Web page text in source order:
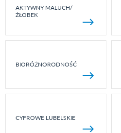
AKTYWNY MALUCH/
ŻŁOBEK
BIORÓŻNORODNOŚĆ
CYFROWE LUBELSKIE